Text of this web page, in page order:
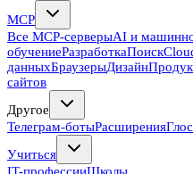
MCP
Все MCP-серверыAI и
обучениеРазработкаПоиск
данныхБраузерыДизайн
сайтов
Другое
Телеграм-ботыРасширения
Учиться